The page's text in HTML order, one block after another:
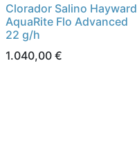
Clorador Salino Hayward
AquaRite Flo Advanced
22 g/h
1.040,00 €